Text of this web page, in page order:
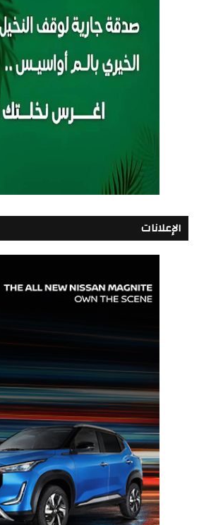
الإعلانات